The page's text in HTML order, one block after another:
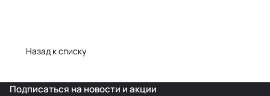
Назад к списку
Подписаться на новости и акции